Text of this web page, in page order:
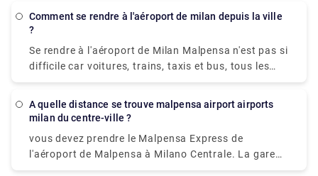
San Giovanni. Cela peut vous prendre aussi peu que
Côme avec les services les plus rapides.
Comment se rendre à l'aéroport de milan depuis la ville
?
Se rendre à l'aéroport de Milan Malpensa n'est pas si
difficile car voitures, trains, taxis et bus, tous les
moyens de transport sont disponibles. Un service de
2 et vice-versa, est offert par l'aéroport de Milan
toutes les 20 minutes de 5h00 à 00h00. Bien que le
moyen le plus convaincant d'accéder à l'aéroport
A quelle distance se trouve malpensa airport airports
milan du centre-ville ?
vous devez prendre le Malpensa Express de
l'aéroport de Malpensa à Milano Centrale. La gare
est située dans le Terminal 1. Et dans le Terminal 2,